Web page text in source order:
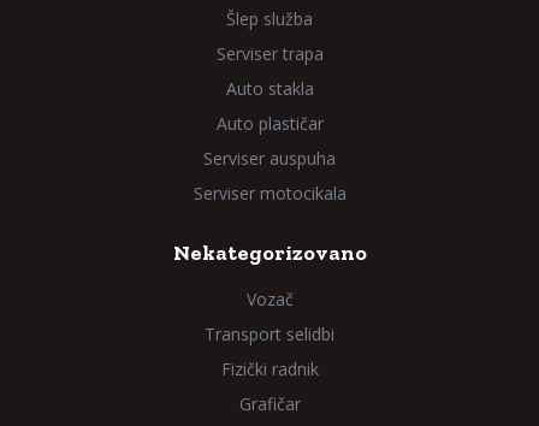
Šlep služba
Serviser trapa
Auto stakla
Auto plastičar
Serviser auspuha
Serviser motocikala
Nekategorizovano
Vozač
Transport selidbi
Fizički radnik
Grafičar